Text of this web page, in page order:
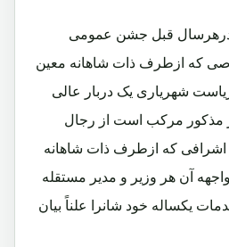
است: «درهرسال قبل جشن عمومی
که ازطرف ذات شاهانه معین
شهریاری یک دربار عالی
مذکور مرکب است از رجال
اشرافی که ازطرف ذات شاهانه
آن هر وزیر و مدیر مستقله
یکساله خود شانرا علناً بیان